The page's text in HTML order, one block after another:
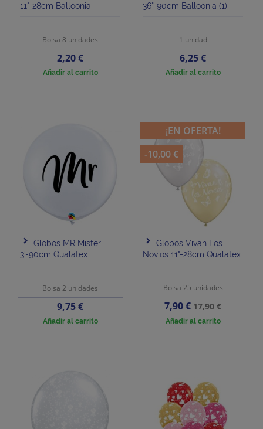
11"-28cm Balloonia
Bolsa 8 unidades
Precio
2,20 €
Añadir al carrito
36"-90cm Balloonia (1)
1 unidad
Precio
6,25 €
Añadir al carrito
Globos MR Mister
3'-90cm Qualatex
Bolsa 2 unidades
Precio
9,75 €
Añadir al carrito
Globos Vivan Los
Novios 11"-28cm Qualatex
Bolsa 25 unidades
Precio
7,90 €Precio
base
17,90 €
Añadir al carrito
¡EN OFERTA!
-10,00 €